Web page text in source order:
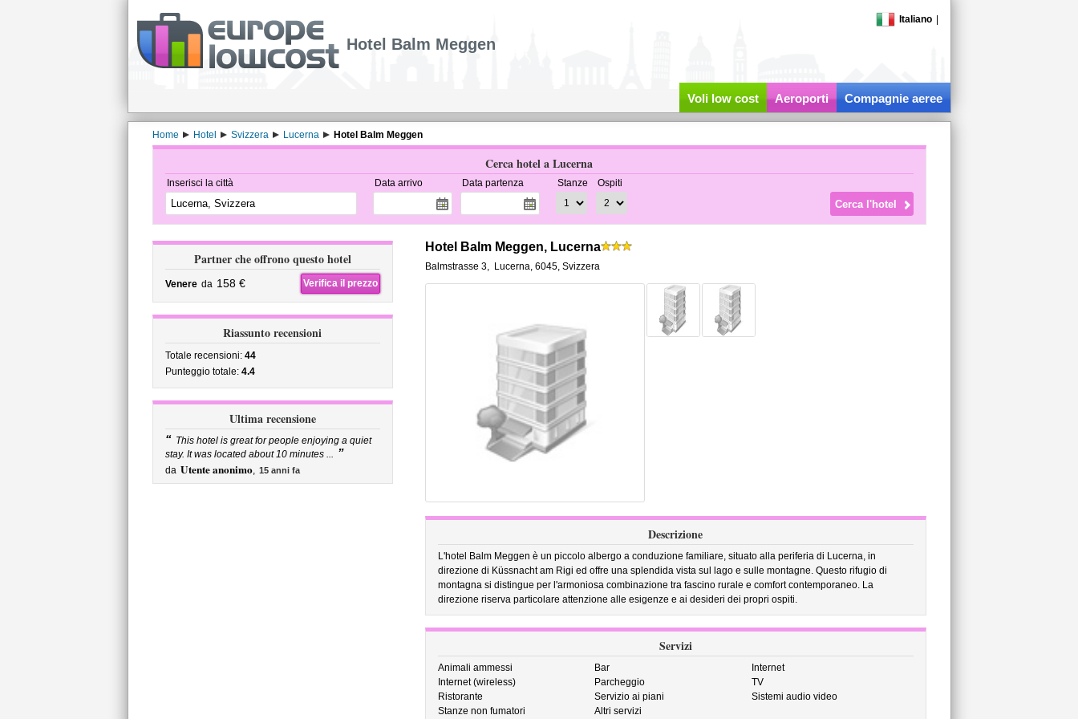
Italiano
Hotel Balm Meggen
Voli low cost Aeroporti Compagnie aeree
Home Hotel Svizzera Lucerna Hotel Balm Meggen
Cerca hotel a Lucerna
Inserisci la città Data arrivo Data partenza Stanze Ospiti
Partner che offrono questo hotel
Venere da 158 € Verifica il prezzo
Riassunto recensioni
Totale recensioni: 44
Punteggio totale: 4.4
Ultima recensione
“ This hotel is great for people enjoying a quiet
stay. It was located about 10 minutes ... ”
da Utente anonimo, 15 anni fa
Hotel Balm Meggen, Lucerna
Balmstrasse 3, Lucerna, 6045, Svizzera
Descrizione
L'hotel Balm Meggen è un piccolo albergo a conduzione familiare, situato alla periferia di Lucerna, in
direzione di Küssnacht am Rigi ed offre una splendida vista sul lago e sulle montagne. Questo rifugio di
montagna si distingue per l'armoniosa combinazione tra fascino rurale e comfort contemporaneo. La
direzione riserva particolare attenzione alle esigenze e ai desideri dei propri ospiti.
Servizi
Animali ammessi Bar
Internet
Internet (wireless)
Parcheggio
TV
Ristorante
Servizio ai piani
Sistemi audio video
Stanze non fumatori
Altri servizi